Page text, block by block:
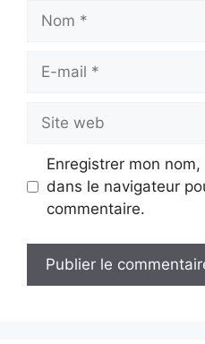
Nom
Site
web
Enregistrer mon
dans le navigateur
commentaire.